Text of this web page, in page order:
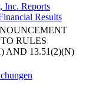
Inc. Reports
Results
RULES
AND 13.51(2)(N)